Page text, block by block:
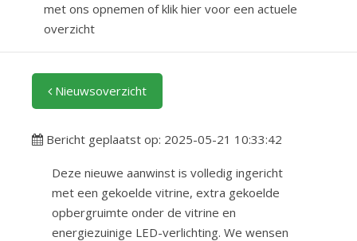
met ons opnemen of klik hier voor een actuele
overzicht
Nieuwsoverzicht
Bericht geplaatst op: 2025-05-21 10:33:42
Deze nieuwe aanwinst is volledig ingericht
met een gekoelde vitrine, extra gekoelde
opbergruimte onder de vitrine en
energiezuinige LED-verlichting. We wensen